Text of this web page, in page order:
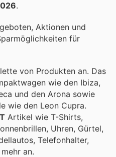
.
Aktionen und
für
von Produkten an. Das
wie den Ibiza,
und den Arona sowie
wie den Leon Cupra.
Artikel wie T-Shirts,
Uhren, Gürtel,
Telefonhalter,
an.